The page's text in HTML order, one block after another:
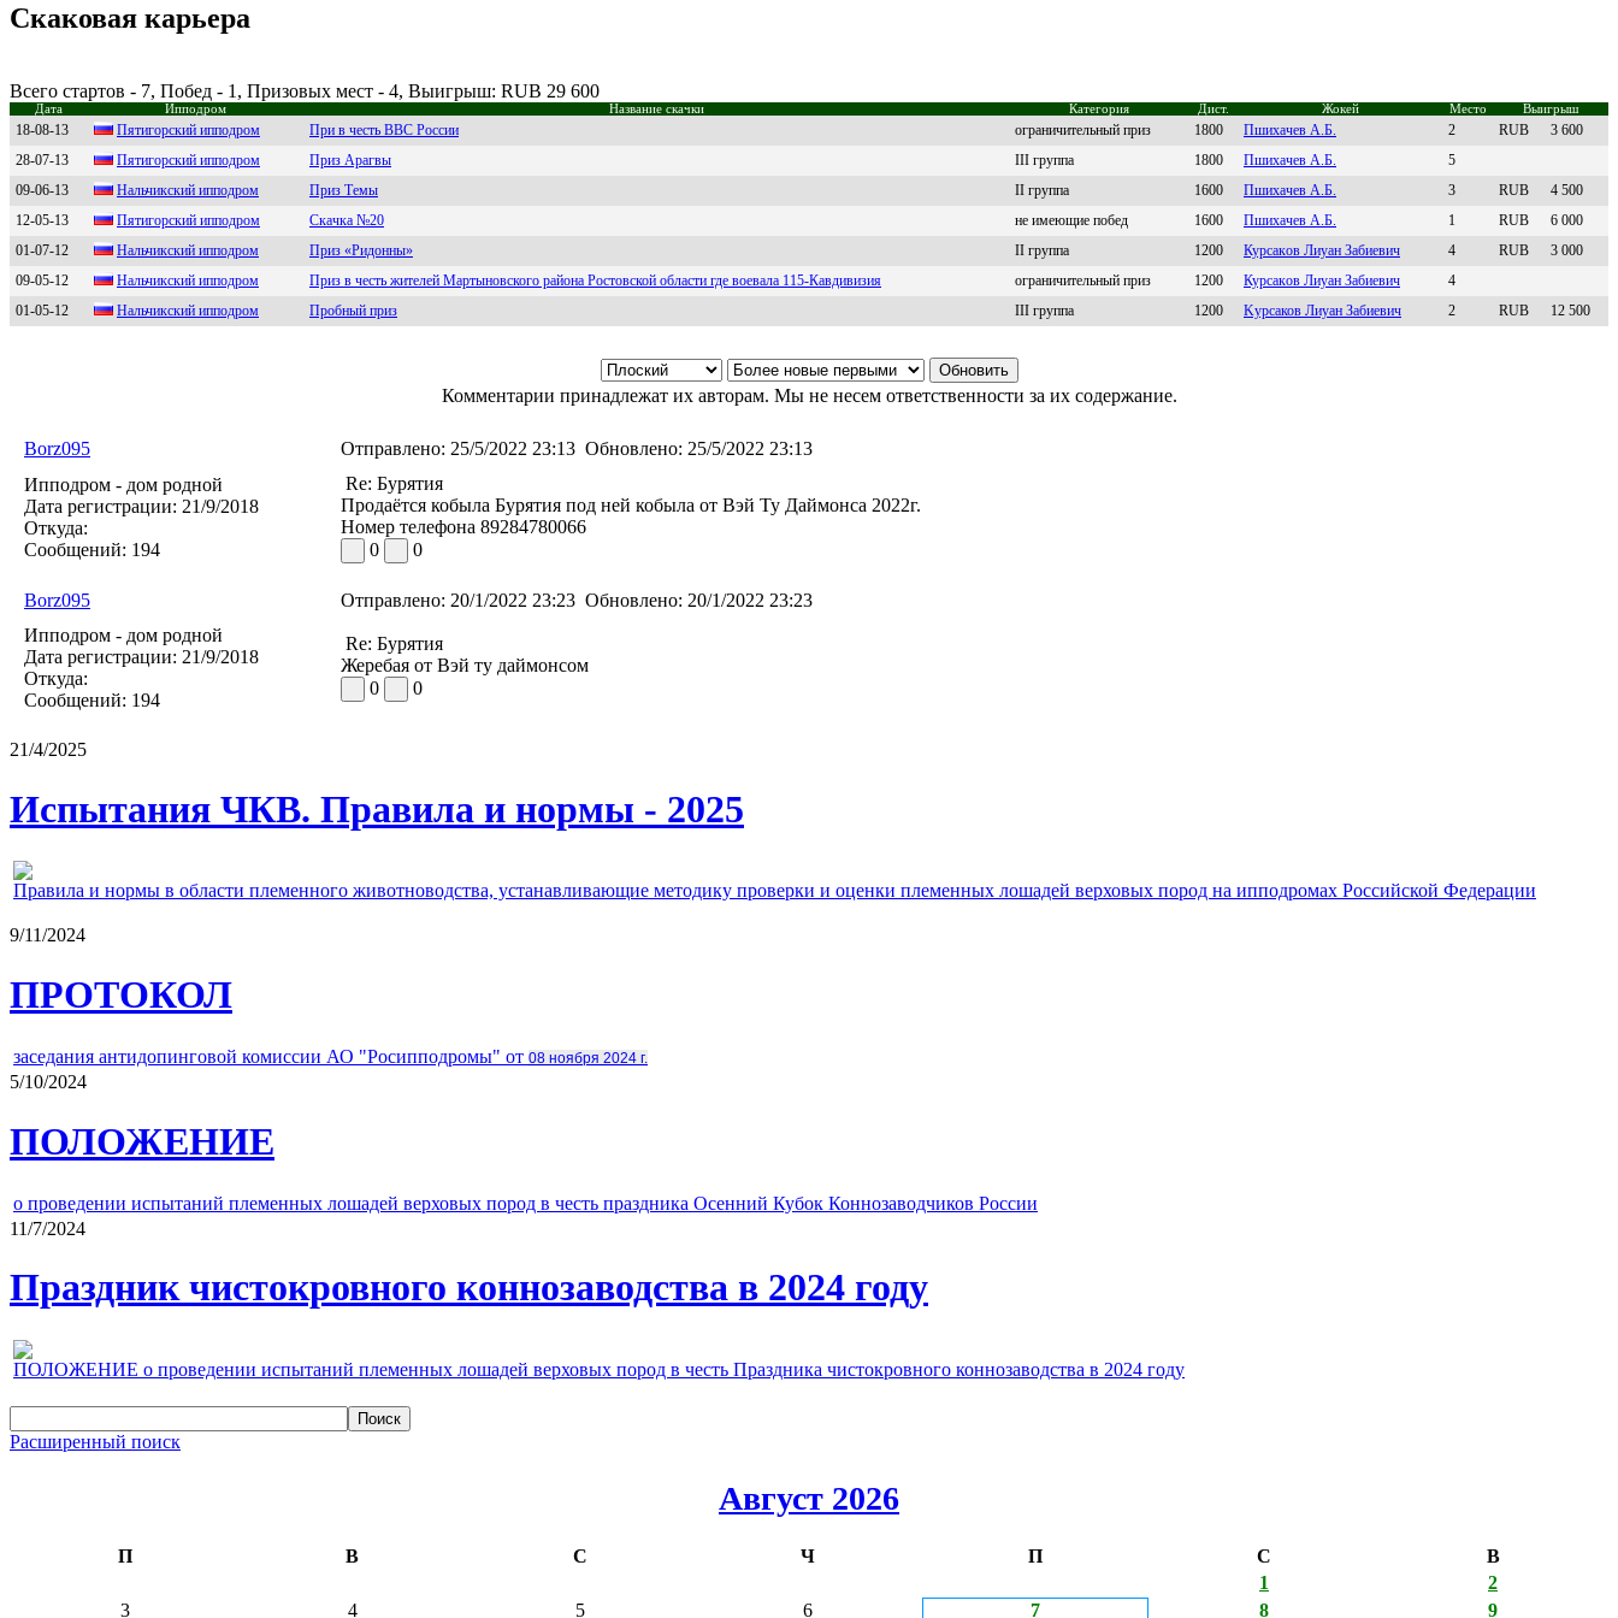
Скаковая карьера
Всего стартов - 7, Побед - 1, Призовых мест - 4, Выигрыш: RUB 29 600
Дата Ипподром Название скачки Категория Дист. Жокей Место Выигрыш
18-08-13 Пятигopский иппoдpoм При в честь ВВС России ограничительный приз 1800 Пшиxачев А.Б. 2 RUB
3 600
28-07-13
Пятигоpский ипподpом Приз Арагвы III группа 1800 Пшиxaчeв A.Б.
5
09-06-13
Hальчикcкий ипподpом Приз Темы II группа 1600 Пшиxачев А.Б. 3 RUB
4 500
12-05-13
Пятигopcкий иппoдpoм Скачка №20 не имеющие побед 1600 Пшиxaчeв А.Б. 1 RUB
6 000
01-07-12
Нальчикский иппoдрoм Приз «Ридонны» II группа 1200 Курсакoв Лиуан Забиeвич 4 RUB
3 000
09-05-12
Haльчикский ипподром Приз в честь жителей Мартыновского района Ростовской области где воевала 115-Кавдивизия ограничительный приз 1200 Куpcакoв Лиуан Забиевич
4
01-05-12
Haльчикcкий ипподpом Пробный приз III группа 1200 Kурсaков Лиуaн Зaбиeвич 2 RUB 12 500
Комментарии принадлежат их авторам. Мы не несем ответственности за их содержание.
Borz095 Отправлено: 25/5/2022 23:13 Обновлено: 25/5/2022 23:13
Ипподром - дом родной
Дата регистрации: 21/9/2018
Откуда:
Сообщений: 194
Re: Бурятия
Продаётся кобыла Бурятия под ней кобыла от Вэй Ту Даймонса 2022г.
Номер телефона 89284780066
0
0
Borz095 Отправлено: 20/1/2022 23:23 Обновлено: 20/1/2022 23:23
Ипподром - дом родной
Дата регистрации: 21/9/2018
Откуда:
Сообщений: 194
Re: Бурятия
Жеребая от Вэй ту даймонсом
0
0
21/4/2025
Испытания ЧКВ. Правила и нормы - 2025
Правила и нормы в области племенного животноводства, устанавливающие методику проверки и оценки племенных лошадей верховых пород на ипподромах Российской Федерации
9/11/2024
ПРОТОКОЛ
заседания антидопинговой комиссии АО "Росипподромы" от 08 ноября 2024 г.
5/10/2024
ПОЛОЖЕНИЕ
о проведении испытаний племенных лошадей верховых пород в честь праздника Осенний Кубок Коннозаводчиков России
11/7/2024
Праздник чистокровного коннозаводства в 2024 году
ПОЛОЖЕНИЕ о проведении испытаний племенных лошадей верховых пород в честь Праздника чистокровного коннозаводства в 2024 году
Расширенный поиск
Август 2026
П В С Ч П С
В
1
2
3
4 5 6 7 8
9